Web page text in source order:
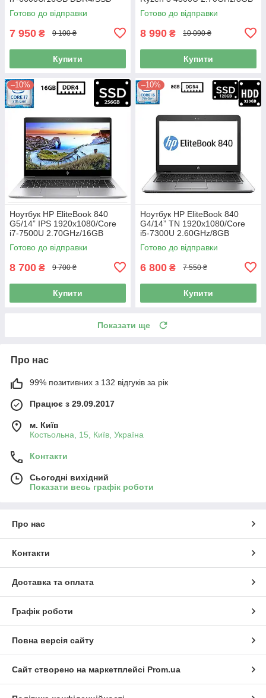
256GB+HDD 500GB/HD
Graphics 520/Камера Б/В
Готово до відправки
7 950 ₴ 9 100 ₴
Купити
DDR4/SSD 256GB/AMD
Radeon Graphics/Камера Б/В
Готово до відправки
8 990 ₴ 10 090 ₴
Купити
–10%
Ноутбук HP EliteBook 840
G5/14” IPS 1920x1080/Core
i7-7500U 2.70GHz/16GB
DDR4/SSD 256GB/UHD
Graphics 620/Камера Б/В
Готово до відправки
8 700 ₴ 9 700 ₴
Купити
–10%
Ноутбук HP EliteBook 840
G4/14” TN 1920x1080/Core
i5-7300U 2.60GHz/8GB
DDR4/SSD 128GB+HDD
320GB/HD Graphics 620/
Готово до відправки
6 800 ₴ 7 550 ₴
Купити
Показати ще
Про нас
99% позитивних з 132 відгуків за рік
Працює з 29.09.2017
м. Київ
Костьольна, 15, Київ, Україна
Контакти
Сьогодні вихідний
Показати весь графік роботи
Про нас
Контакти
Доставка та оплата
Графік роботи
Повна версія сайту
Сайт створено на маркетплейсі Prom.ua